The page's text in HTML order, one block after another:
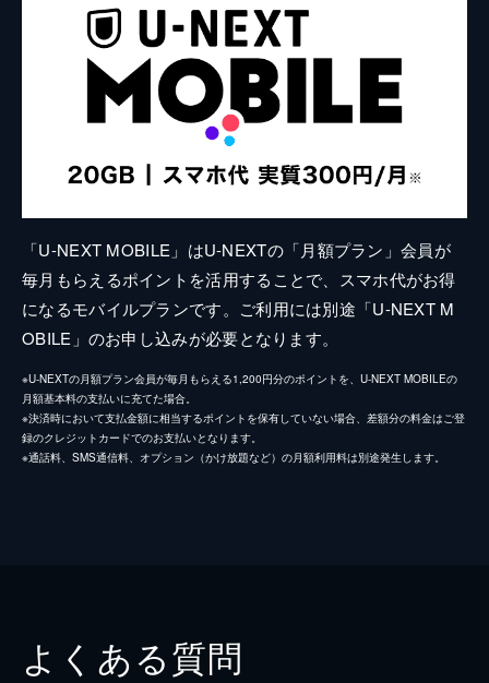
「U-NEXT MOBILE」はU-NEXTの「月額プラン」会員が
毎月もらえるポイントを活用することで、スマホ代がお得
になるモバイルプランです。ご利用には別途「U-NEXT M
OBILE」のお申し込みが必要となります。
※U-NEXTの月額プラン会員が毎月もらえる1,200円分のポイントを、U-NEXT MOBILEの
月額基本料の支払いに充てた場合。
※決済時において支払金額に相当するポイントを保有していない場合、差額分の料金はご登
録のクレジットカードでのお支払いとなります。
※通話料、SMS通信料、オプション（かけ放題など）の月額利用料は別途発生します。
よくある質問